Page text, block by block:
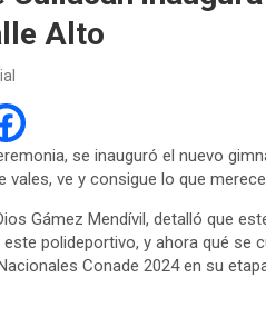
Alto
se inauguró el nuevo
vales, ve y consigue lo que
Gámez Mendívil, detalló que
polideportivo, y ahora qué se
Conade 2024 en su